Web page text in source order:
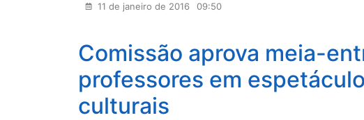
11 de janeiro de 2016 09:50
Comissão aprova meia-
professores em
culturais